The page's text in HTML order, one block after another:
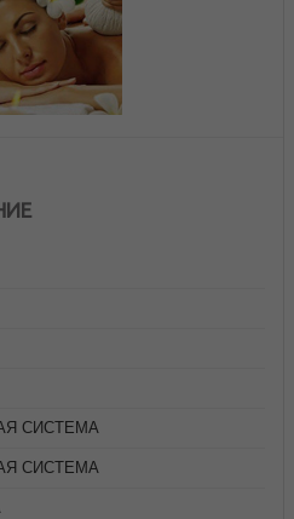
СИСТЕМА
СИСТЕМА